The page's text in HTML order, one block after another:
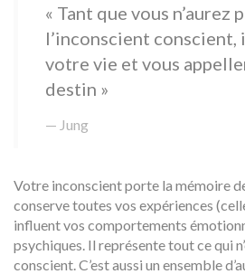
« Tant que vous n’aurez
l’inconscient
votre vie et vous
destin »
Jung
Votre inconscient porte la mémoire
conserve toutes vos expériences
influent vos comportements
psychiques. Il représente tout ce qui
conscient. C’est aussi un ensemble